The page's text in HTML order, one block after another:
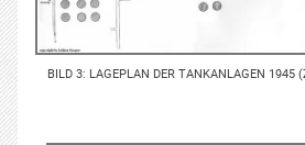
BILD 3: LAGEPLAN DER TANKANLAGEN 1945